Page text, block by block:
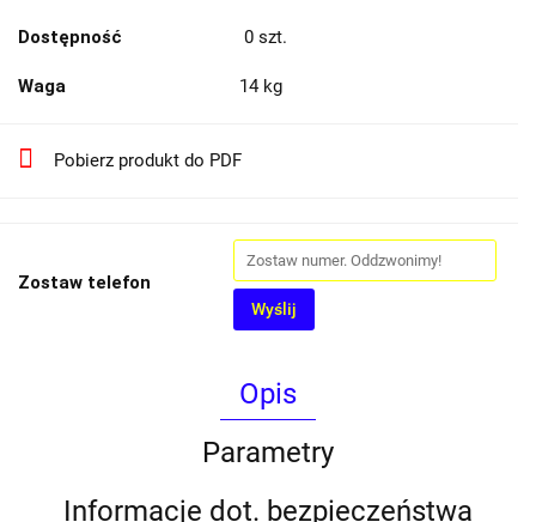
Dostępność 0 szt.
Waga 14 kg
Pobierz produkt do PDF
Zostaw telefon
Wyślij
Opis
Parametry
Informacje dot. bezpieczeństwa